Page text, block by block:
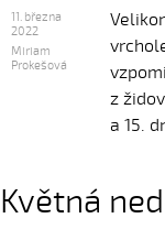
11. března
2022
Miriam
Prokešová
z
a 15.
Květná